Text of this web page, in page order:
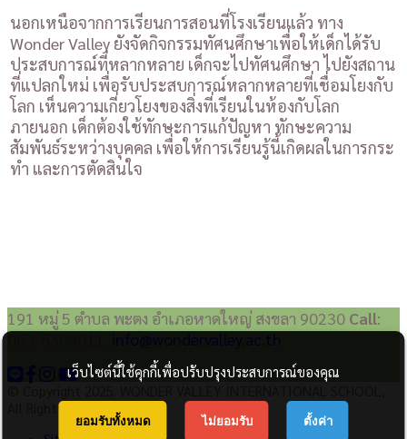
นอกเหนือจากการเรียนการสอนที่โรงเรียนแล้ว ทาง
Wonder Valley ยังจัดกิจกรรมทัศนศึกษาเพื่อให้เด็กได้รับ
ประสบการณ์ที่หลากหลาย เด็กจะไปทัศนศึกษา ไปยังสถาน
ที่แปลกใหม่ เพื่อรับประสบการณ์หลากหลายที่เชื่อมโยงกับ
โลก เห็นความเกี่ยวโยงของสิ่งที่เรียนในห้องกับโลก
ภายนอก เด็กต้องใช้ทักษะการแก้ปัญหา ทักษะความ
สัมพันธ์ระหว่างบุคคล เพื่อให้การเรียนรู้นี้เกิดผลในการกระ
ทำ และการตัดสินใจ
191 หมู่ 5 ตำบล พะตง อำเภอหาดใหญ่ สงขลา 90230 Call:
063-6308011,
All Rights Reserved.
เว็บไซต์นี้ใช้คุกกี้เพื่อปรับปรุงประสบการณ์ของคุณ
ยอมรับทั้งหมด ไม่ยอมรับ ตั้งค่า